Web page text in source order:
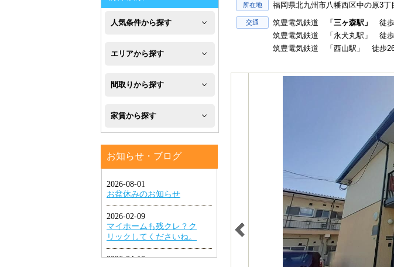
所在地 福岡県北九州市八幡西区中の原3
交通 筑豊電気鉄道 「三ヶ森駅」
徒
筑豊電気鉄道 「永犬丸駅」 徒
筑豊電気鉄道 「西山駅」 徒歩
人気条件から探す
新
ロ
ー
リ
グ
エ
ア
コ
エリアから探す
八
西
幡
東
区
小
間取りから探す
1R・
1K・
1DK・
2K・
2DK・
2LDK
3K・
家賃から探す
４
万
円
以
下
４
お知らせ・ブログ